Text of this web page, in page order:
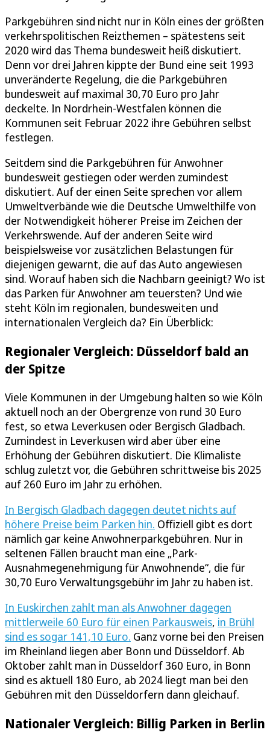
Parkgebühren sind nicht nur in Köln eines der größten
verkehrspolitischen Reizthemen – spätestens seit
2020 wird das Thema bundesweit heiß diskutiert.
Denn vor drei Jahren kippte der Bund eine seit 1993
unveränderte Regelung, die die Parkgebühren
bundesweit auf maximal 30,70 Euro pro Jahr
deckelte. In Nordrhein-Westfalen können die
Kommunen seit Februar 2022 ihre Gebühren selbst
festlegen.
Seitdem sind die Parkgebühren für Anwohner
bundesweit gestiegen oder werden zumindest
diskutiert. Auf der einen Seite sprechen vor allem
Umweltverbände wie die Deutsche Umwelthilfe von
der Notwendigkeit höherer Preise im Zeichen der
Verkehrswende. Auf der anderen Seite wird
beispielsweise vor zusätzlichen Belastungen für
diejenigen gewarnt, die auf das Auto angewiesen
sind. Worauf haben sich die Nachbarn geeinigt? Wo ist
das Parken für Anwohner am teuersten? Und wie
steht Köln im regionalen, bundesweiten und
internationalen Vergleich da? Ein Überblick:
Regionaler Vergleich: Düsseldorf bald an
der Spitze
Viele Kommunen in der Umgebung halten so wie Köln
aktuell noch an der Obergrenze von rund 30 Euro
fest, so etwa Leverkusen oder Bergisch Gladbach.
Zumindest in Leverkusen wird aber über eine
Erhöhung der Gebühren diskutiert. Die Klimaliste
schlug zuletzt vor, die Gebühren schrittweise bis 2025
auf 260 Euro im Jahr zu erhöhen.
In Bergisch Gladbach dagegen deutet nichts auf
höhere Preise beim Parken hin. Offiziell gibt es dort
nämlich gar keine Anwohnerparkgebühren. Nur in
seltenen Fällen braucht man eine „Park-
Ausnahmegenehmigung für Anwohnende“, die für
30,70 Euro Verwaltungsgebühr im Jahr zu haben ist.
In Euskirchen zahlt man als Anwohner dagegen
mittlerweile 60 Euro für einen Parkausweis, in Brühl
sind es sogar 141,10 Euro. Ganz vorne bei den Preisen
im Rheinland liegen aber Bonn und Düsseldorf. Ab
Oktober zahlt man in Düsseldorf 360 Euro, in Bonn
sind es aktuell 180 Euro, ab 2024 liegt man bei den
Gebühren mit den Düsseldorfern dann gleichauf.
Nationaler Vergleich: Billig Parken in Berlin